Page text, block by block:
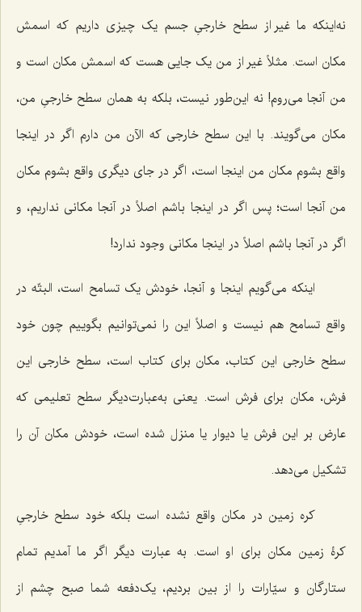
نه‌اینکه ما غیر از سطح خارجیِ جسم یک چیزی داریم که اسمش
مکان است. مثلاً غیر از من یک جایی هست که اسمش مکان است و
من آنجا می‌روم! نه این‌طور نیست، بلکه به همان سطح خارجیِ من،
مکان می‌گویند. با این سطح خارجی که الآن من دارم اگر در اینجا
واقع بشوم مکان من اینجا است، اگر در جای دیگری واقع بشوم مکان
من آنجا است؛ پس اگر در اینجا باشم اصلاً در آنجا مکانی نداریم، و
اگر در آنجا باشم اصلاً در اینجا مکانی وجود ندارد!
اینکه می‌گویم اینجا و آنجا، خودش یک تسامح است، البتّه در
واقع تسامح هم نیست و اصلاً این را نمی‌توانیم بگوییم چون خود
سطح خارجی این کتاب، مکان برای کتاب است، سطح خارجی این
فرش، مکان برای فرش است. یعنی به‌عبارت‌دیگر سطح تعلیمی که
عارض بر این فرش یا دیوار یا منزل شده است، خودش مکان آن را
تشکیل می‌دهد.
کره زمین در مکان واقع نشده است بلکه خود سطح خارجیِ
کرۀ زمین مکان برای او است. به عبارت دیگر اگر ما آمدیم تمام
ستارگان و سیّارات را از بین بردیم، یک‌دفعه شما صبح چشم از